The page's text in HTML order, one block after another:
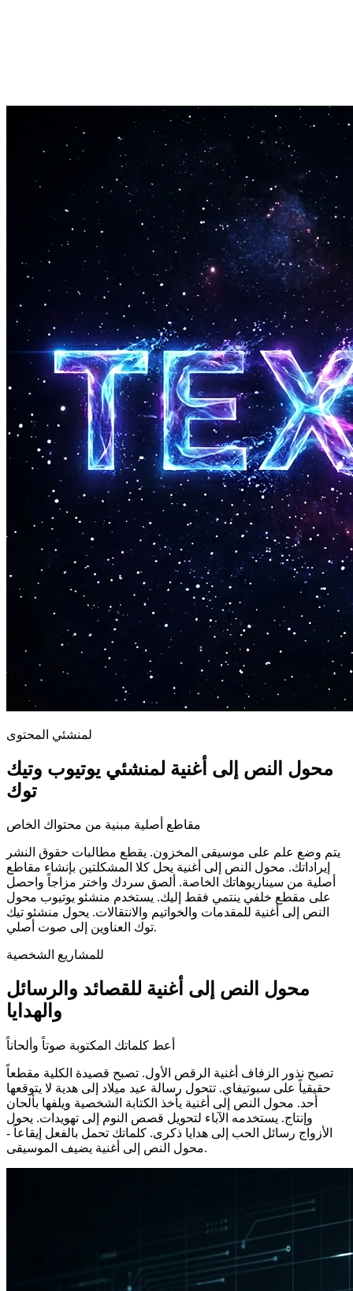
لمنشئي المحتوى
محول النص إلى أغنية لمنشئي يوتيوب وتيك
توك
مقاطع أصلية مبنية من محتواك الخاص
يتم وضع علم على موسيقى المخزون. يقطع مطالبات حقوق النشر
إيراداتك. محول النص إلى أغنية يحل كلا المشكلتين بإنشاء مقاطع
أصلية من سيناريوهاتك الخاصة. ألصق سردك واختر مزاجاً واحصل
على مقطع خلفي ينتمي فقط إليك. يستخدم منشئو يوتيوب محول
النص إلى أغنية للمقدمات والخواتيم والانتقالات. يحول منشئو تيك
توك العناوين إلى صوت أصلي.
للمشاريع الشخصية
محول النص إلى أغنية للقصائد والرسائل
والهدايا
أعط كلماتك المكتوبة صوتاً وألحاناً
تصبح نذور الزفاف أغنية الرقص الأول. تصبح قصيدة الكلية مقطعاً
حقيقياً على سبوتيفاي. تتحول رسالة عيد ميلاد إلى هدية لا يتوقعها
أحد. محول النص إلى أغنية يأخذ الكتابة الشخصية ويلفها بألحان
وإنتاج. يستخدمه الآباء لتحويل قصص النوم إلى تهويدات. يحول
الأزواج رسائل الحب إلى هدايا ذكرى. كلماتك تحمل بالفعل إيقاعاً -
محول النص إلى أغنية يضيف الموسيقى.